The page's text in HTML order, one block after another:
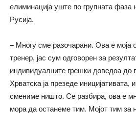
елиминација уште по групната фаза
Русија.
– Многу сме разочарани. Ова е моја
тренер, јас сум одговорен за
индивидуалните грешки доведоа до
Хрватска ја презеде
смениме ништо. Се разбира, ова е
мора да останеме тим. Мојот тим за